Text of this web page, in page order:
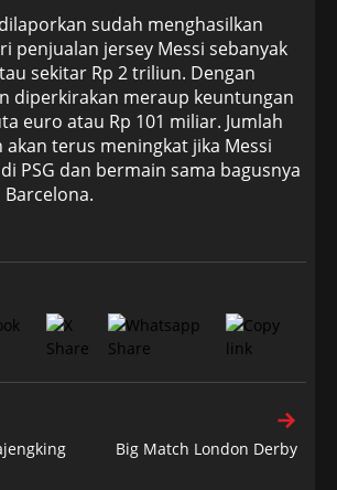
sudah menghasilkan
penjualan jersey Messi sebanyak
sekitar Rp 2 triliun. Dengan
diperkirakan meraup keuntungan
euro atau Rp 101 miliar. Jumlah
terus meningkat jika Messi
PSG dan bermain sama bagusnya
Big Match London Derby